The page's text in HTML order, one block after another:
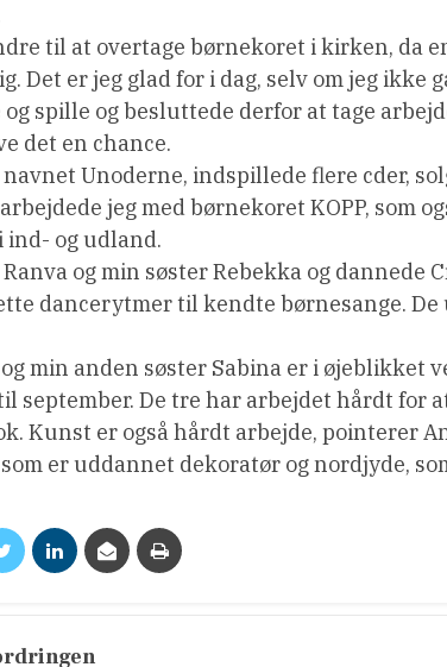
til at overtage børnekoret i kirken, da
Det er jeg glad for i dag, selv om jeg ikke
og spille og besluttede derfor at tage
det en chance.
Unoderne, indspillede flere cder,
jeg med børnekoret KOPP, som
og udland.
Ranva og min søster Rebekka og dannede
dancerytmer til kendte børnesange. De
min anden søster Sabina er i øjeblikket
september. De tre har arbejdet hårdt for
Kunst er også hårdt arbejde, pointerer
er uddannet dekoratør og nordjyde,